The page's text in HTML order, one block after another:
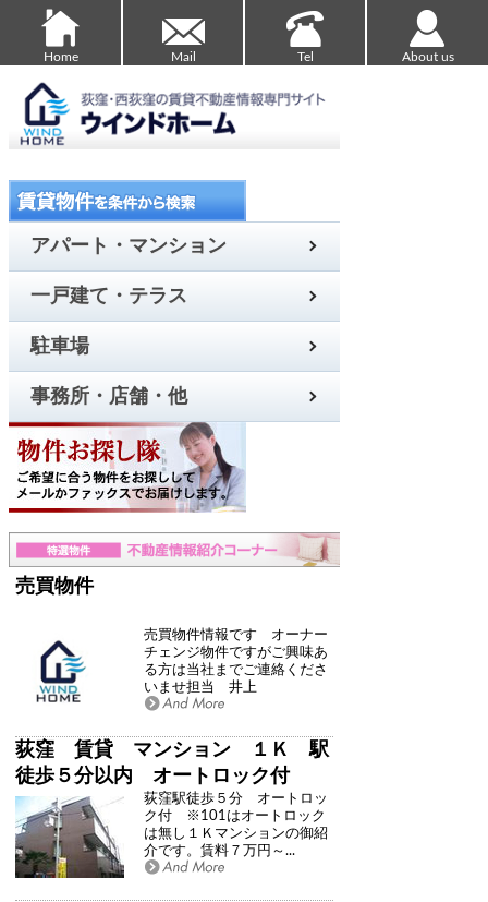
Home Mail Tel About us
アパート・マンション
一戸建て・テラス
駐車場
事務所・店舗・他
売買物件
売買物件情報です オーナー
チェンジ物件ですがご興味あ
る方は当社までご連絡くださ
いませ担当 井上
荻窪 賃貸 マンション １Ｋ 駅
徒歩５分以内 オートロック付
荻窪駅徒歩５分 オートロッ
ク付 ※101はオートロック
は無し１Ｋマンションの御紹
介です。賃料７万円～...